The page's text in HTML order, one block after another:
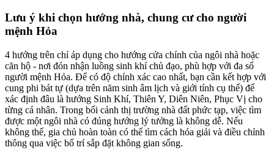
Lưu ý khi chọn hướng nhà, chung cư cho người
mệnh Hỏa
4 hướng trên chỉ áp dụng cho hướng cửa chính của ngôi nhà hoặc
căn hộ - nơi đón nhận luồng sinh khí chủ đạo, phù hợp với đa số
người mệnh Hỏa. Để có độ chính xác cao nhất, bạn cần kết hợp với
cung phi bát tự (dựa trên năm sinh âm lịch và giới tính cụ thể) để
xác định đâu là hướng Sinh Khí, Thiên Y, Diên Niên, Phục Vị cho
từng cá nhân. Trong bối cảnh thị trường nhà đất phức tạp, việc tìm
được một ngôi nhà có đúng hướng lý tưởng là không dễ. Nếu
không thể, gia chủ hoàn toàn có thể tìm cách hóa giải và điều chỉnh
thông qua việc bố trí sắp đặt không gian sống.